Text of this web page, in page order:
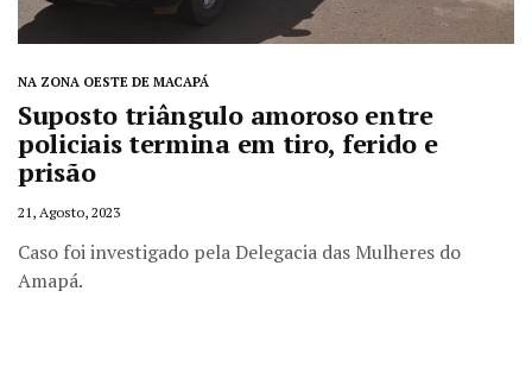
NA ZONA OESTE DE MACAPÁ
Suposto triângulo amoroso entre
policiais termina em tiro, ferido e
prisão
21, Agosto, 2023
Caso foi investigado pela Delegacia das Mulheres do
Amapá.